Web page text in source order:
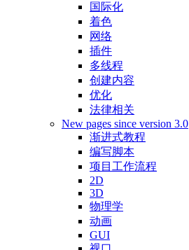
国际化
着色
网络
插件
多线程
创建内容
优化
法律相关
New pages since version 3.0
渐进式教程
编写脚本
项目工作流程
2D
3D
物理学
动画
GUI